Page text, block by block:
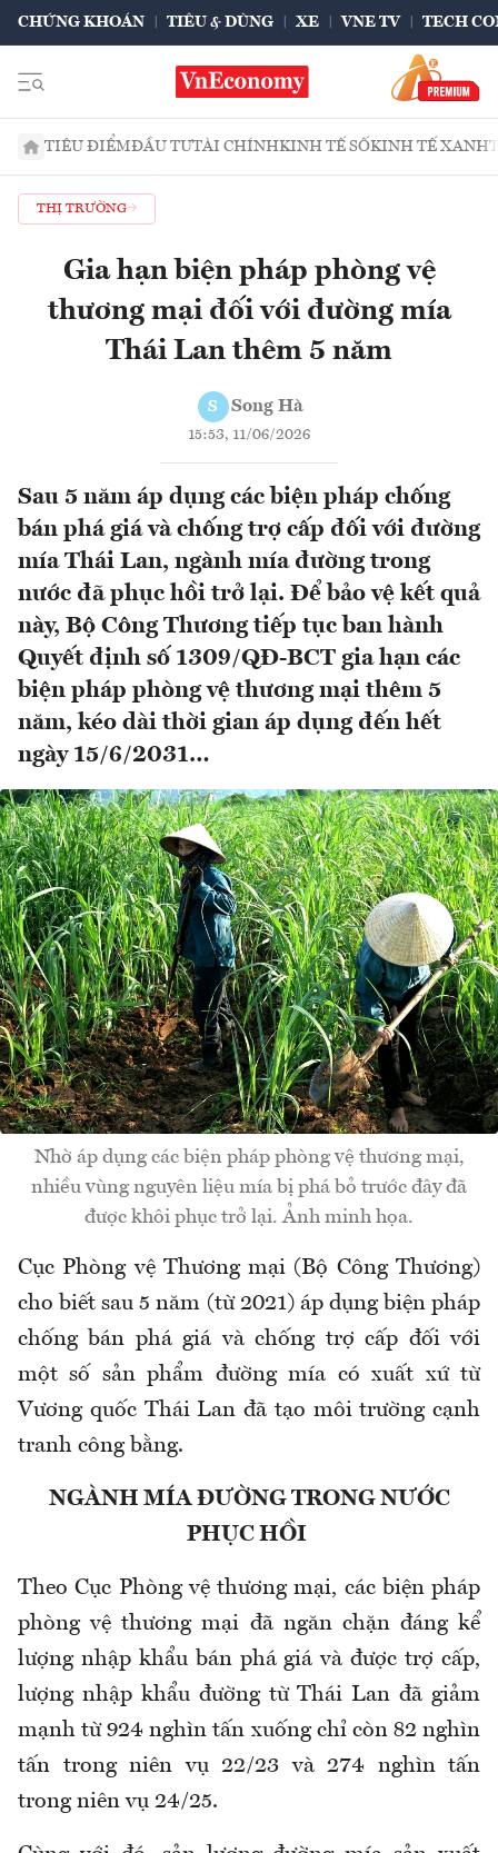
CHỨNG KHOÁN TIÊU & DÙNG XE VNE TV TECH
TIÊU ĐIỂMĐẦU TƯTÀI CHÍNHKINH TẾ SỐKINH TẾ XANH
THỊ TRƯỜNG
Gia hạn biện pháp phòng vệ
thương mại đối với đường mía
Thái Lan thêm 5 năm
S Song Hà
15:53, 11/06/2026
Sau 5 năm áp dụng các biện pháp chống
bán phá giá và chống trợ cấp đối với đường
mía Thái Lan, ngành mía đường trong
nước đã phục hồi trở lại. Để bảo vệ kết quả
này, Bộ Công Thương tiếp tục ban hành
Quyết định số 1309/QĐ-BCT gia hạn các
biện pháp phòng vệ thương mại thêm 5
năm, kéo dài thời gian áp dụng đến hết
ngày 15/6/2031…
Nhờ áp dụng các biện pháp phòng vệ thương mại,
nhiều vùng nguyên liệu mía bị phá bỏ trước đây đã
được khôi phục trở lại. Ảnh minh họa.
Cục Phòng vệ Thương mại (Bộ Công Thương)
cho biết sau 5 năm (từ 2021) áp dụng biện pháp
chống bán phá giá và chống trợ cấp đối với
một số sản phẩm đường mía có xuất xứ từ
Vương quốc Thái Lan đã tạo môi trường cạnh
tranh công bằng.
NGÀNH MÍA ĐƯỜNG TRONG NƯỚC
PHỤC HỒI
Theo Cục Phòng vệ thương mại, các biện pháp
phòng vệ thương mại đã ngăn chặn đáng kể
lượng nhập khẩu bán phá giá và được trợ cấp,
lượng nhập khẩu đường từ Thái Lan đã giảm
mạnh từ 924 nghìn tấn xuống chỉ còn 82 nghìn
tấn trong niên vụ 22/23 và 274 nghìn tấn
trong niên vụ 24/25.